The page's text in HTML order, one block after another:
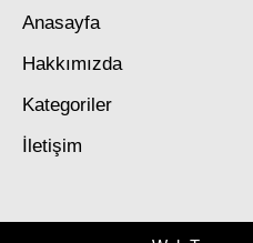
Anasayfa
Hakkımızda
Kategoriler
İletişim